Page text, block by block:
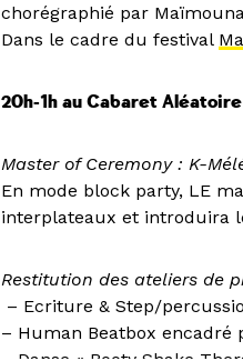
chorégraphié par
Dans le cadre du festival
20h-1h au Cabaret
Master of Ceremony : K-
En mode block party, LE
interplateaux et introduira
Restitution des ateliers de
– Ecriture & Step/
– Human Beatbox encadré